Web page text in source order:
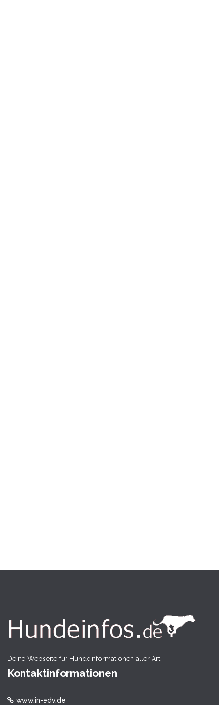
Deine Webseite für Hundeinformationen aller Art.
Kontaktinformationen
www.in-edv.de